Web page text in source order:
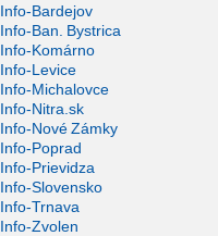
Info-Bardejov
Info-Ban. Bystrica
Info-Komárno
Info-Levice
Info-Michalovce
Info-Nitra.sk
Info-Nové Zámky
Info-Poprad
Info-Prievidza
Info-Slovensko
Info-Trnava
Info-Zvolen